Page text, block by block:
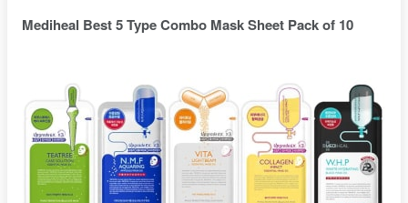
Mediheal Best 5 Type Combo Mask Sheet Pack of 10